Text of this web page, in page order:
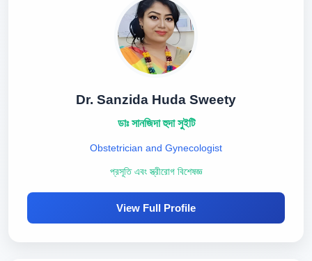
Dr. Sanzida Huda Sweety
ডাঃ সানজিদা হুদা সুইটি
Obstetrician and Gynecologist
প্রসূতি এবং স্ত্রীরোগ বিশেষজ্ঞ
View Full Profile